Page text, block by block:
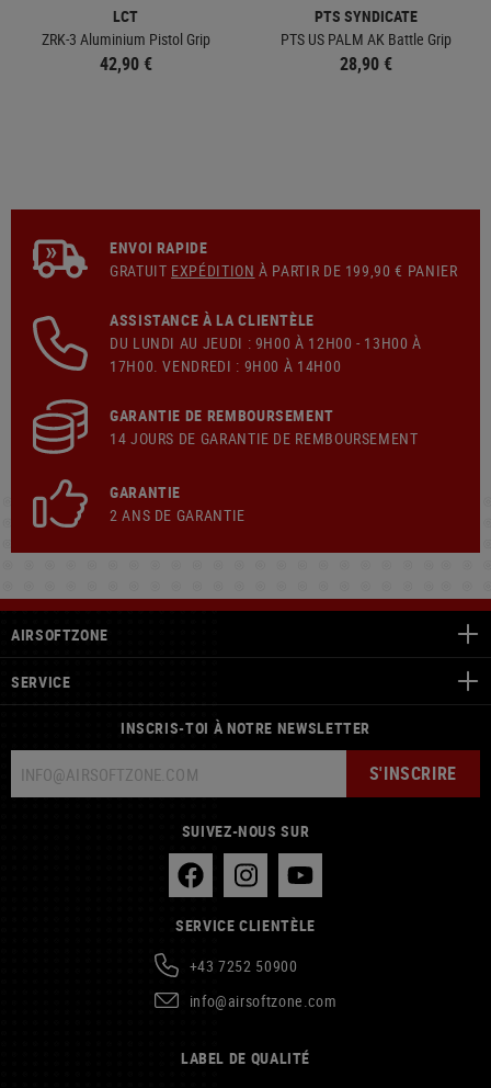
LCT
ZRK-3 Aluminium Pistol Grip
42,90 €
PTS SYNDICATE
PTS US PALM AK Battle Grip
28,90 €
ENVOI RAPIDE
GRATUIT EXPÉDITION À PARTIR DE 199,90 € PANIER
ASSISTANCE À LA CLIENTÈLE
DU LUNDI AU JEUDI : 9H00 À 12H00 - 13H00 À
17H00. VENDREDI : 9H00 À 14H00
GARANTIE DE REMBOURSEMENT
14 JOURS DE GARANTIE DE REMBOURSEMENT
GARANTIE
2 ANS DE GARANTIE
AIRSOFTZONE
SERVICE
INSCRIS-TOI À NOTRE NEWSLETTER
S'INSCRIRE
SUIVEZ-NOUS SUR
SERVICE CLIENTÈLE
+43 7252 50900
info@airsoftzone.com
LABEL DE QUALITÉ